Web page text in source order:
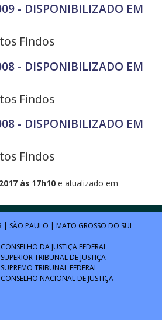
- DISPONIBILIZADO EM
Findos
- DISPONIBILIZADO EM
Findos
- DISPONIBILIZADO EM
Findos
às 17h10e atualizado em
| SÃO PAULO | MATO GROSSO DO SUL
CONSELHO DA JUSTIÇA FEDERAL
SUPERIOR TRIBUNAL DE JUSTIÇA
SUPREMO TRIBUNAL FEDERAL
CONSELHO NACIONAL DE JUSTIÇA